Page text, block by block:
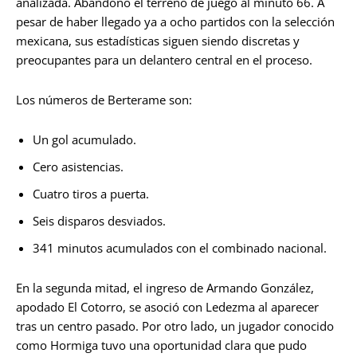
pesar de haber llegado ya a ocho partidos con la selección
mexicana, sus estadísticas siguen siendo discretas y
preocupantes para un delantero central en el proceso.
Los números de Berterame son:
Un gol acumulado.
Cero asistencias.
Cuatro tiros a puerta.
Seis disparos desviados.
341 minutos acumulados con el combinado nacional.
En la segunda mitad, el ingreso de Armando González,
apodado El Cotorro, se asoció con Ledezma al aparecer
tras un centro pasado. Por otro lado, un jugador conocido
como Hormiga tuvo una oportunidad clara que pudo